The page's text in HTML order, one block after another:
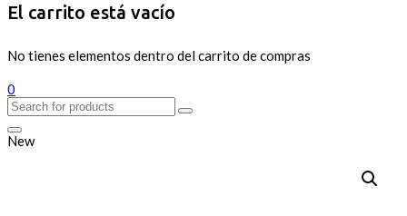
El carrito está vacío
No tienes elementos dentro del carrito de compras
0
New